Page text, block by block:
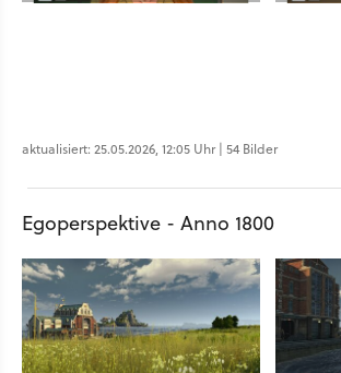
aktualisiert: 25.05.2026, 12:05 Uhr | 54 Bilder
Egoperspektive - Anno 1800